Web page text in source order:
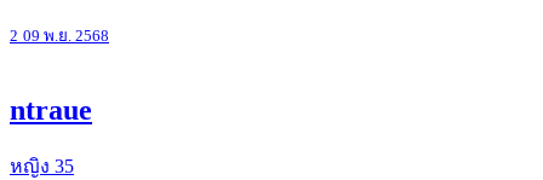
2 09 พ.ย. 2568
ntraue
หญิง 35